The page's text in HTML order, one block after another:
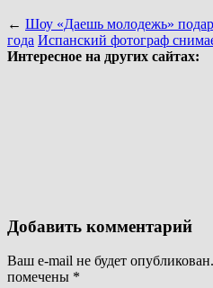
← Шоу «Даешь молодежь»
года Испанский фотограф
Интересное на других сайтах:
Добавить комментарий
Ваш e-mail не будет опубликован.
помечены *